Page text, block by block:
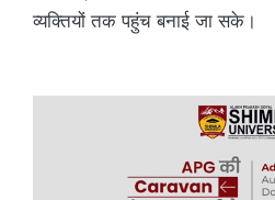
व्यक्तियों तक पहुंच बनाई जा सके।